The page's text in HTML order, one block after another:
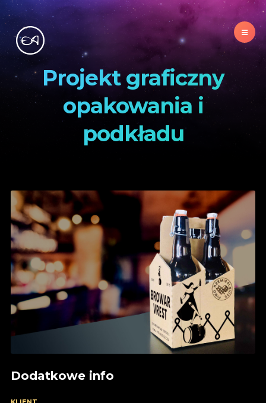
Projekt graficzny
opakowania i
podkładu
Dodatkowe info